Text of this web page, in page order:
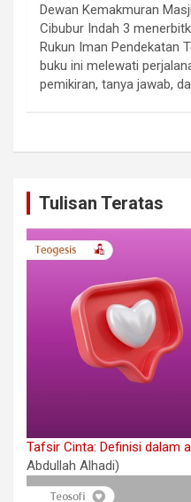
Dewan Kemakmuran
Cibubur Indah 3
Rukun Iman Pendekatan
buku ini melewati
pemikiran, tanya jawab,
Tulisan Teratas
Tafsir Cinta: Definisi dalam
Abdullah Alhadi)